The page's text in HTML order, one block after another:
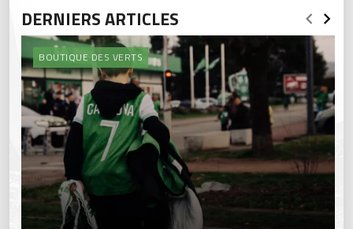
DERNIERS ARTICLES
BOUTIQUE DES VERTS